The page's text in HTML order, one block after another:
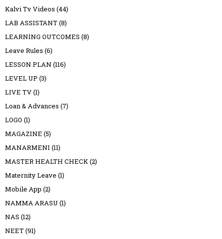
Kalvi Tv Videos (44)
LAB ASSISTANT(8)
LEARNING OUTCOMES (8)
Leave Rules (6)
LESSON PLAN (116)
LEVEL UP (3)
LIVE TV(1)
Loan & Advances (7)
LOGO (1)
MAGAZINE (5)
MANARMENI (11)
MASTER HEALTH CHECK(2)
Maternity Leave (1)
Mobile App (2)
NAMMA ARASU (1)
NAS (12)
NEET(91)